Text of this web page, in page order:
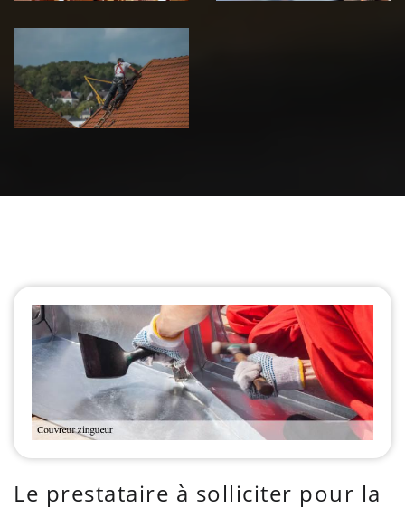
Urgence fuite
de toiture 39
Jura
Le prestataire à solliciter pour la